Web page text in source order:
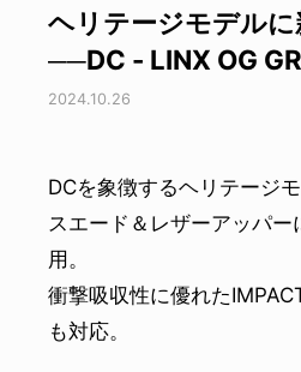
ヘリテージモデルに
──DC - LINX OG
2024.10.26
DCを象徴するヘリテージ
スエード＆レザーアッパ
用。
衝撃吸収性に優れた
も対応。